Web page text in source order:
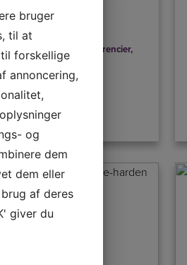
Frobenius
,Kanalrundfart Konferencier,
MERE
bruger
til at
forskellige
annoncering,
og
dem
dem eller
af deres
giver du